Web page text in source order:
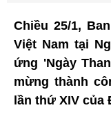
Chiều 25/1,
Việt Nam tại
ứng 'Ngày
mừng thành
lần thứ XIV của